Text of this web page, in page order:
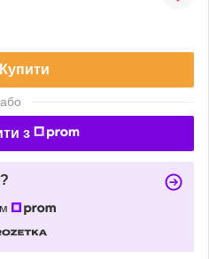
Купити
або
з